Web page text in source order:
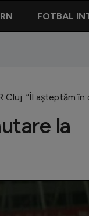
FOTBAL
”Îl așteptăm în
la